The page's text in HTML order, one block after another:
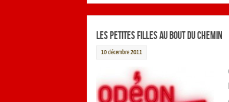
Les Petites Filles au bout du chemin
10 décembre 2011